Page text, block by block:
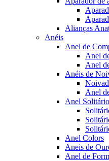
Alianças
Anéis
Anel de
Anel
Anel
Anéis de
Anel
Anel Solitário
Anel Colors
Aneis de
Anel de